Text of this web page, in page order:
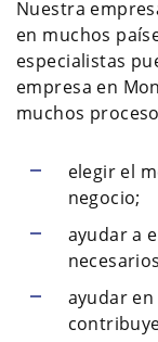
Nuestra
en muchos
especialistas
empresa en
muchos
elegir el
negocio;
ayudar a
ayudar